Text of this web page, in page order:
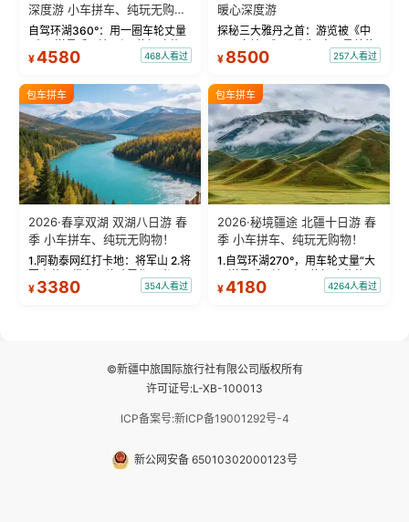
深度游 小车拼车、纯玩无购
物！
自驾环湖360°：用一圈车轮丈量
“大西洋最后一滴眼泪”的极致蔚
蓝。 赛湖旅拍：甄选多款风格服
绝美瞬间。 赛湖坦克300跟车视
频：专业摄影师...
¥4580 468人看过
暖心深度游
探秘三大雅丹之首：游览被《中
国国家地理》评选为“中国最美的
三大雅丹”第一名的克拉玛依魔鬼
瓦人最大村落——禾木村，欣赏
晨雾与小木...
¥ 8500 257人看过
包车拼车
2026·春享双湖 双湖八日游 春
季 小车拼车、纯玩无购物！
1.阿勒泰网红打卡地：将军山 2.将
军山落日缆车，体验雪都风光 3.
将军山，夕阳派对，蹦迪party 4.
¥ 3380 354人看过
包车拼车
2026·秘境疆途 北疆十日游 春
季 小车拼车、纯玩无购物！
1.自驾环湖270°，用车轮丈量“大
西洋最后一滴眼泪”的极致蔚蓝，
让雪山、花海与深邃湖水在转弯
¥4180 4264人看过
©新疆中旅国际旅行社有限公司版权所有
许可证号:L-XB-100013
ICP备案号:新ICP备19001292号-4
新公网安备 65010302000123号